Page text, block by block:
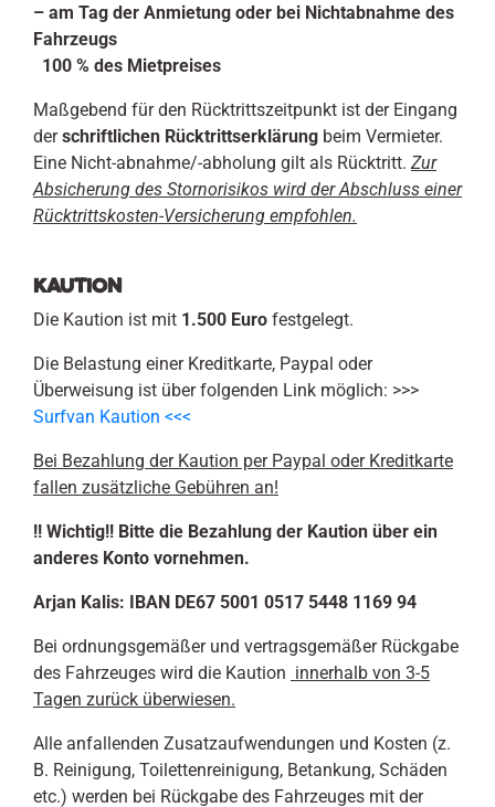
– am Tag der Anmietung oder bei Nichtabnahme des
Fahrzeugs
100 % des Mietpreises
Maßgebend für den Rücktrittszeitpunkt ist der Eingang
derschriftlichen Rücktrittserklärung beim Vermieter.
Eine Nicht-abnahme/-abholung gilt als Rücktritt. Zur
Absicherung des Stornorisikos wird der Abschluss einer
Rücktrittskosten-Versicherung empfohlen.
Kaution
Die Kaution ist mit 1.500 Euro festgelegt.
Die Belastung einer Kreditkarte, Paypal oder
Überweisung ist über folgenden Link möglich: >>>
Surfvan Kaution <<<
Bei Bezahlung der Kaution per Paypal oder Kreditkarte
fallen zusätzliche Gebühren an!
!! Wichtig!! Bitte die Bezahlung der Kaution über ein
anderes Konto vornehmen.
Arjan Kalis: IBAN DE67 5001 0517 5448 1169 94
Bei ordnungsgemäßer und vertragsgemäßer Rückgabe
des Fahrzeuges wird die Kaution innerhalb von 3-5
Tagen zurück überwiesen.
Alle anfallenden Zusatzaufwendungen und Kosten (z.
B. Reinigung, Toilettenreinigung, Betankung, Schäden
etc.) werden bei Rückgabe des Fahrzeuges mit der